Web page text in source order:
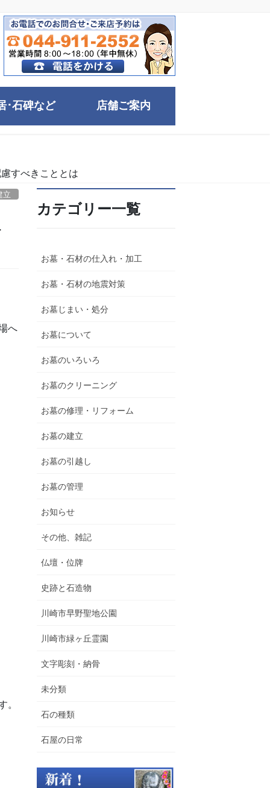
･石碑など 店舗ご案内
すべきこととは
立
へ
。
カテゴリー一覧
お墓・石材の仕入れ・加工
お墓・石材の地震対策
お墓じまい・処分
お墓について
お墓のいろいろ
お墓のクリーニング
お墓の修理・リフォーム
お墓の建立
お墓の引越し
お墓の管理
お知らせ
その他、雑記
仏壇・位牌
史跡と石造物
川崎市早野聖地公園
川崎市緑ヶ丘霊園
文字彫刻・納骨
未分類
石の種類
石屋の日常